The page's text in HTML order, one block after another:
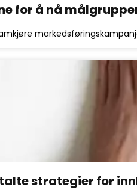
for å nå
strategier for